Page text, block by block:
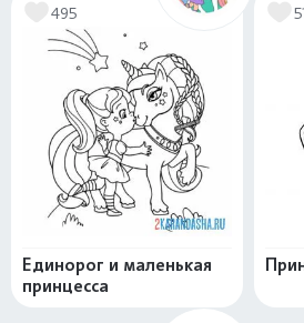
495
Единорог и маленькая
принцесса